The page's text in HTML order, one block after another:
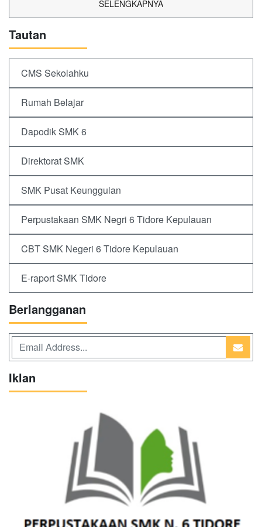
SELENGKAPNYA
Tautan
CMS Sekolahku
Rumah Belajar
Dapodik SMK 6
Direktorat SMK
SMK Pusat Keunggulan
Perpustakaan SMK Negri 6 Tidore Kepulauan
CBT SMK Negeri 6 Tidore Kepulauan
E-raport SMK Tidore
Berlangganan
Iklan